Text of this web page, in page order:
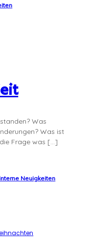
Was
Was ist
Frage was […]
Neuigkeiten